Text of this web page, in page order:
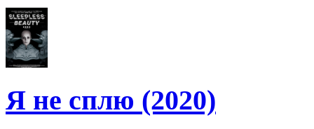
Я не сплю (2020)